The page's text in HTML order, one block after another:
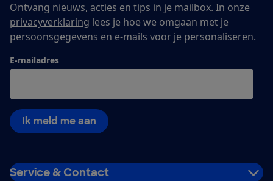
Ontvang nieuws, acties en tips in je mailbox. In onze
privacyverklaring lees je hoe we omgaan met je
persoonsgegevens en e-mails voor je personaliseren.
E-mailadres
Ik meld me aan
Service & Contact